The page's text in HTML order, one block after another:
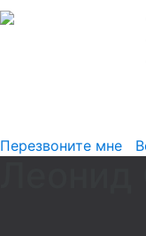
Перезвоните мне